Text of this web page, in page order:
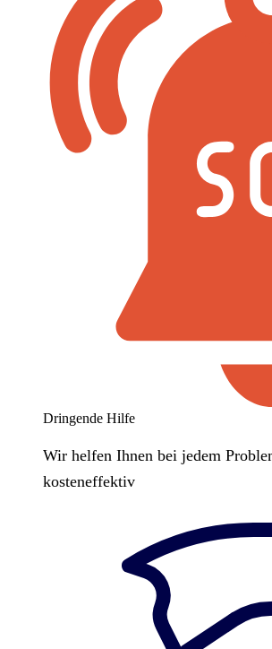
Dringende Hilfe
Wir helfen Ihnen bei jedem
kosteneffektiv